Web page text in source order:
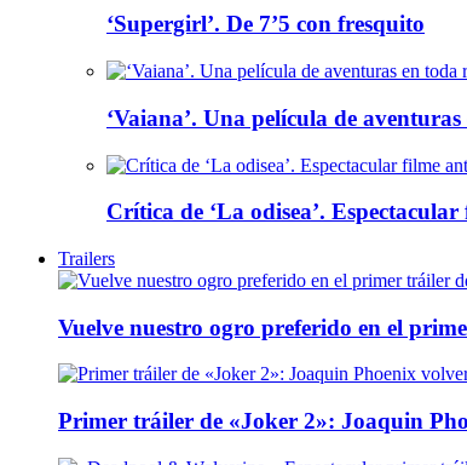
‘Supergirl’. De 7’5 con fresquito
‘Vaiana’. Una película de
Crítica de ‘La odisea’.
Trailers
Vuelve nuestro ogro preferido en el
Primer tráiler de «Joker 2»: Joaquin